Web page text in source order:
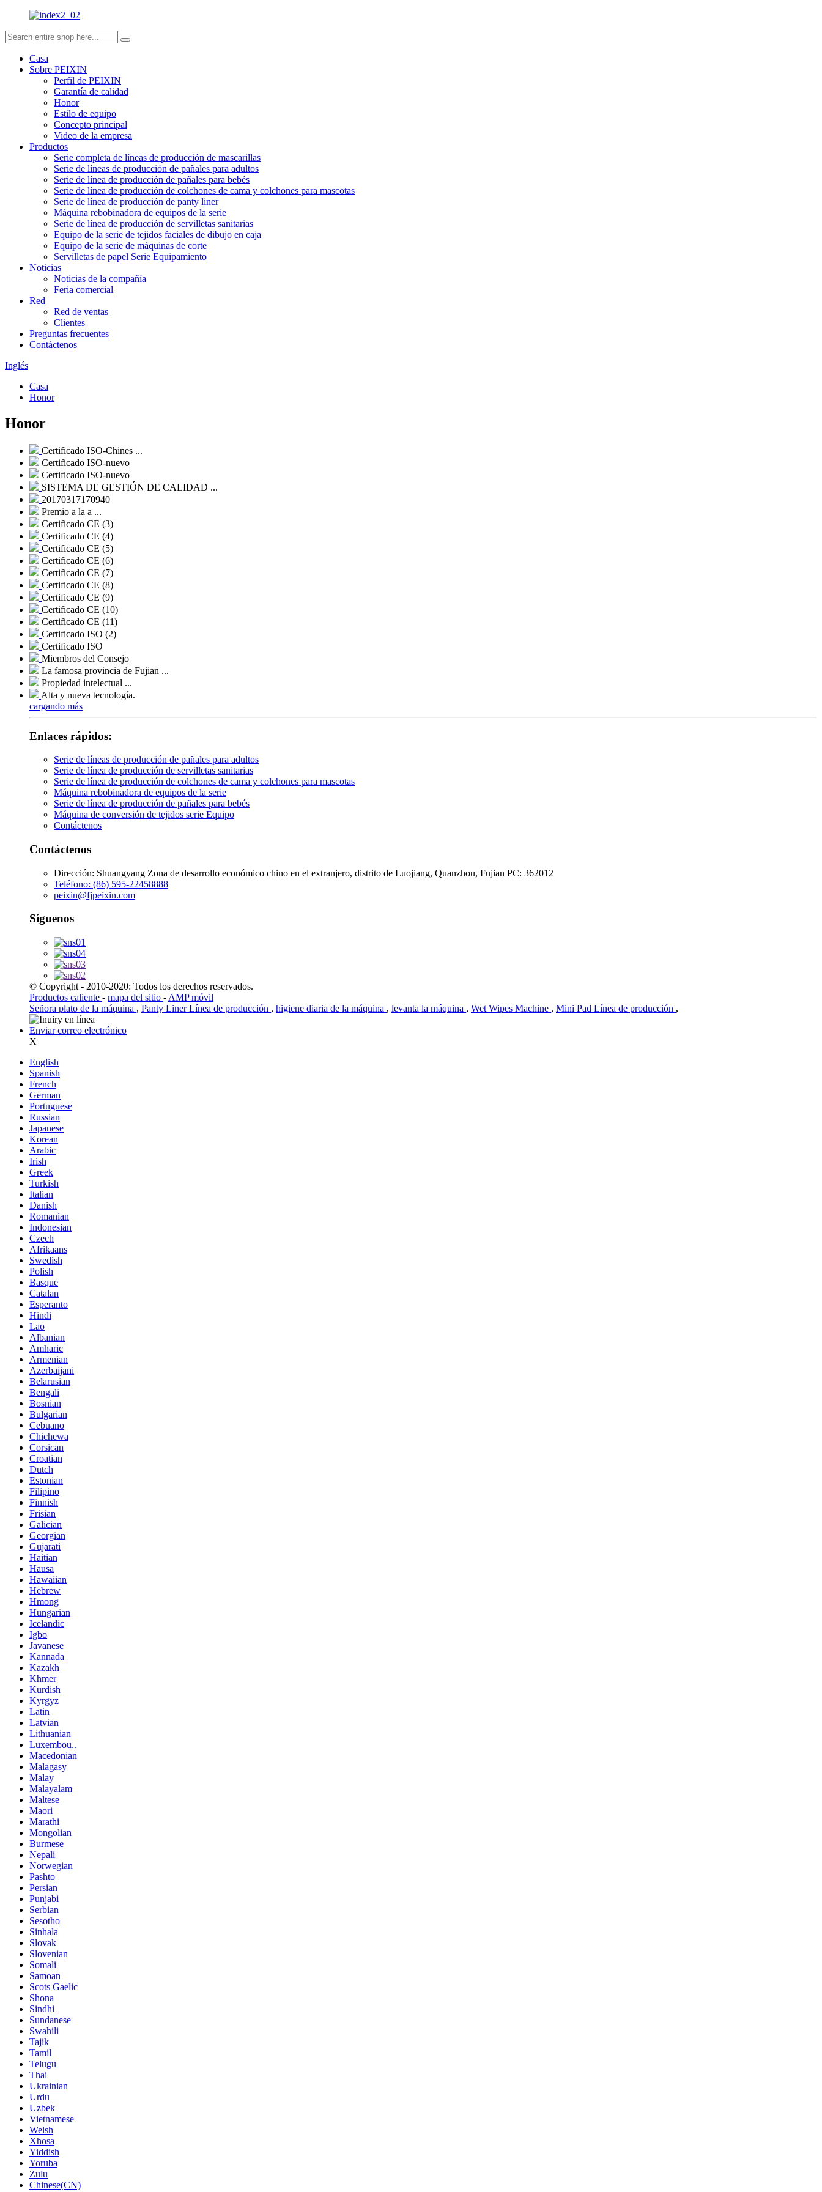
Casa
Sobre PEIXIN
Perfil de PEIXIN
Garantía de calidad
Honor
Estilo de equipo
Concepto principal
Video de la empresa
Productos
Serie completa de líneas de producción de mascarillas
Serie de líneas de producción de pañales para adultos
Serie de línea de producción de pañales para bebés
Serie de línea de producción de colchones de cama y colchones para mascotas
Serie de línea de producción de panty liner
Máquina rebobinadora de equipos de la serie
Serie de línea de producción de servilletas sanitarias
Equipo de la serie de tejidos faciales de dibujo en caja
Equipo de la serie de máquinas de corte
Servilletas de papel Serie Equipamiento
Noticias
Noticias de la compañía
Feria comercial
Red
Red de ventas
Clientes
Preguntas frecuentes
Contáctenos
Inglés
Casa
Honor
Honor
Certificado ISO-Chines ...
Certificado ISO-nuevo
Certificado ISO-nuevo
SISTEMA DE GESTIÓN DE CALIDAD ...
20170317170940
Premio a la a ...
Certificado CE (3)
Certificado CE (4)
Certificado CE (5)
Certificado CE (6)
Certificado CE (7)
Certificado CE (8)
Certificado CE (9)
Certificado CE (10)
Certificado CE (11)
Certificado ISO (2)
Certificado ISO
Miembros del Consejo
La famosa provincia de Fujian ...
Propiedad intelectual ...
Alta y nueva tecnología.
cargando más
Enlaces rápidos:
Serie de líneas de producción de pañales para adultos
Serie de línea de producción de servilletas sanitarias
Serie de línea de producción de colchones de cama y colchones para mascotas
Máquina rebobinadora de equipos de la serie
Serie de línea de producción de pañales para bebés
Máquina de conversión de tejidos serie Equipo
Contáctenos
Contáctenos
Dirección: Shuangyang Zona de desarrollo económico chino en el extranjero, distrito de Luojiang, Quanzhou, Fujian PC: 362012
Teléfono: (86) 595-22458888
peixin@fjpeixin.com
Síguenos
© Copyright - 2010-2020: Todos los derechos reservados.
Productos caliente - mapa del sitio - AMP móvil
Señora plato de la máquina , Panty Liner Línea de producción , higiene diaria de la máquina , levanta la máquina , Wet Wipes Machine , Mini Pad Línea de producción ,
Enviar correo electrónico
X
English
Spanish
French
German
Portuguese
Russian
Japanese
Korean
Arabic
Irish
Greek
Turkish
Italian
Danish
Romanian
Indonesian
Czech
Afrikaans
Swedish
Polish
Basque
Catalan
Esperanto
Hindi
Lao
Albanian
Amharic
Armenian
Azerbaijani
Belarusian
Bengali
Bosnian
Bulgarian
Cebuano
Chichewa
Corsican
Croatian
Dutch
Estonian
Filipino
Finnish
Frisian
Galician
Georgian
Gujarati
Haitian
Hausa
Hawaiian
Hebrew
Hmong
Hungarian
Icelandic
Igbo
Javanese
Kannada
Kazakh
Khmer
Kurdish
Kyrgyz
Latin
Latvian
Lithuanian
Luxembou..
Macedonian
Malagasy
Malay
Malayalam
Maltese
Maori
Marathi
Mongolian
Burmese
Nepali
Norwegian
Pashto
Persian
Punjabi
Serbian
Sesotho
Sinhala
Slovak
Slovenian
Somali
Samoan
Scots Gaelic
Shona
Sindhi
Sundanese
Swahili
Tajik
Tamil
Telugu
Thai
Ukrainian
Urdu
Uzbek
Vietnamese
Welsh
Xhosa
Yiddish
Yoruba
Zulu
Chinese(CN)